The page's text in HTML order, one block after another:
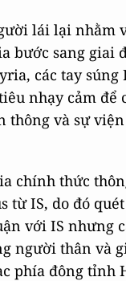
lái lại nhằm
bước sang giai
các tay súng
nhạy cảm để
thông và sự
chính thức
từ IS, do đó
với IS nhưng
người thân và
phía đông tỉnh